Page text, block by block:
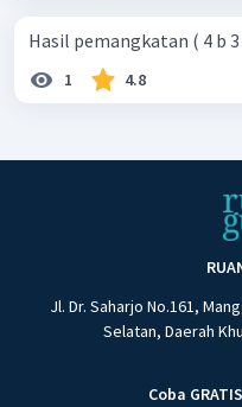
Hasil pemangkatan ( 4 b 3
1 4.8
Jl. Dr. Saharjo No.161,
Selatan, Daerah
Coba